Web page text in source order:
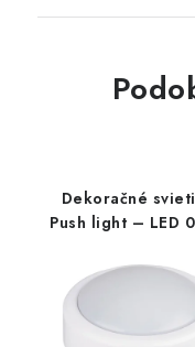
Dekoračné
Push light – LED